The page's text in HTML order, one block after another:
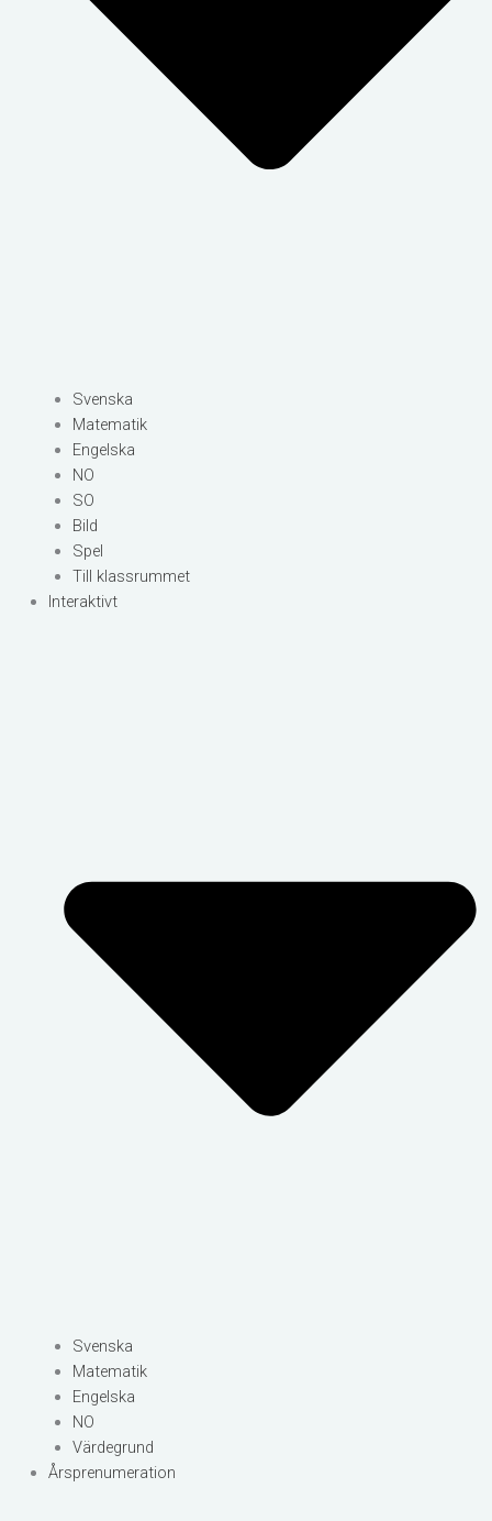
Svenska
Matematik
Engelska
NO
SO
Bild
Spel
Till klassrummet
Interaktivt
Svenska
Matematik
Engelska
NO
Värdegrund
Årsprenumeration